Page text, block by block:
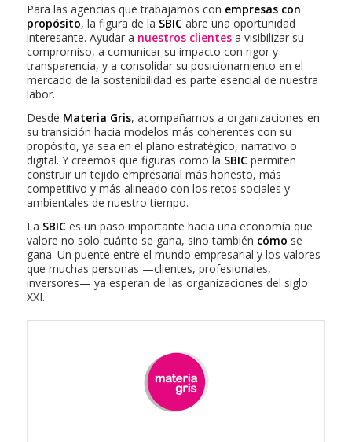
Para las agencias que trabajamos con empresas con
propósito, la figura de la SBICabre una oportunidad
interesante. Ayudar a nuestros clientesa visibilizar su
compromiso, a comunicar su impacto con rigor y
transparencia, y a consolidar su posicionamiento en el
mercado de la sostenibilidad es parte esencial de nuestra
labor.
Desde Materia Gris, acompañamos a organizaciones en
su transición hacia modelos más coherentes con su
propósito, ya sea en el plano estratégico, narrativo o
digital. Y creemos que figuras como la SBICpermiten
construir un tejido empresarial más honesto, más
competitivo y más alineado con los retos sociales y
ambientales de nuestro tiempo.
La SBICes un paso importante hacia una economía que
valore no solo cuánto se gana, sino también cómo se
gana. Un puente entre el mundo empresarial y los valores
que muchas personas —clientes, profesionales,
inversores— ya esperan de las organizaciones del siglo
XXI.